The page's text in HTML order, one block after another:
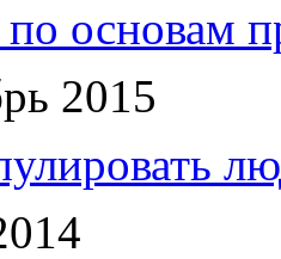
основам
2015